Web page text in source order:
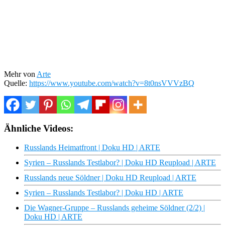
Mehr von Arte
Quelle: https://www.youtube.com/watch?v=8t0nsVVVzBQ
Ähnliche Videos:
Russlands Heimatfront | Doku HD | ARTE
Syrien – Russlands Testlabor? | Doku HD Reupload | ARTE
Russlands neue Söldner | Doku HD Reupload | ARTE
Syrien – Russlands Testlabor? | Doku HD | ARTE
Die Wagner-Gruppe – Russlands geheime Söldner (2/2) |
Doku HD | ARTE